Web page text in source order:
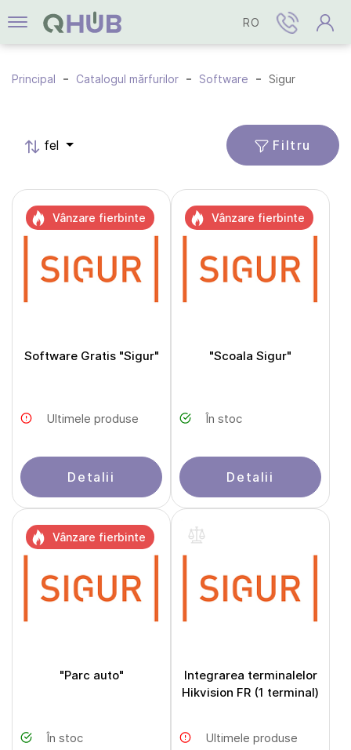
RO
Principal Catalogul mărfurilor Software Sigur
fel Filtru
Software Gratis "Sigur"
Ultimele produse
Detalii
Vânzare fierbinte
"Scoala Sigur"
În stoc
Detalii
Vânzare fierbinte
"Parc auto"
În stoc
Vânzare fierbinte
Integrarea terminalelor
Hikvision FR (1 terminal)
Ultimele produse